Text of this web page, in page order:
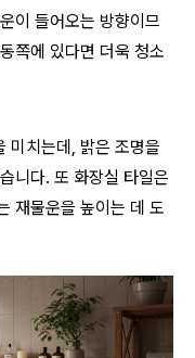
이 들어오는 방향이므
쪽에 있다면 더욱 청소
미치는데, 밝은 조명을
니다. 또 화장실 타일은
재물운을 높이는 데 도